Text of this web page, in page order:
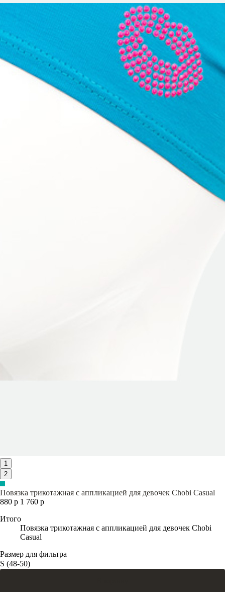
1
2
Повязка трикотажная с аппликацией для девочек Chobi Casual
880 р 1 760 р
Итого
Повязка трикотажная с аппликацией для девочек Chobi
Casual
Размер для фильтра
S (48-50)